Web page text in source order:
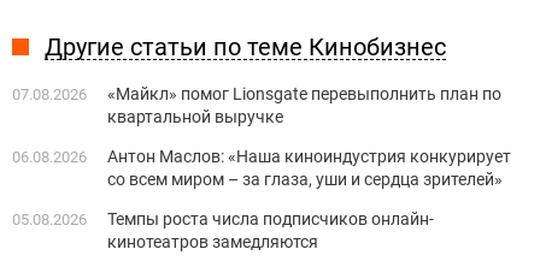
Другие статьи по теме Кинобизнес
07.08.2026
«Майкл» помог Lionsgate перевыполнить план по
квартальной выручке
06.08.2026
Антон Маслов: «Наша киноиндустрия конкурирует
со всем миром – за глаза, уши и сердца зрителей»
05.08.2026
Темпы роста числа подписчиков онлайн-
кинотеатров замедляются